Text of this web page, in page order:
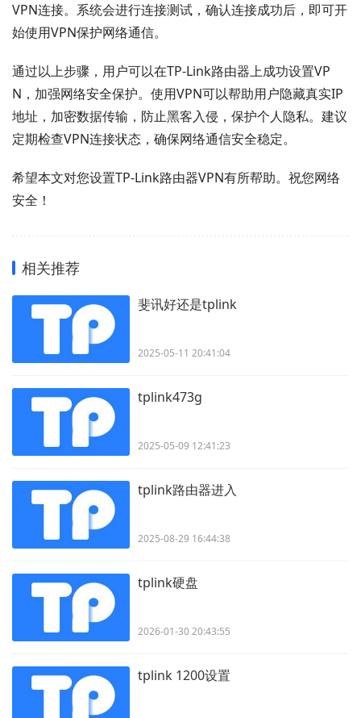
VPN连接。系统会进行连接测试，确认连接成功后，即可开
始使用VPN保护网络通信。
通过以上步骤，用户可以在TP-Link路由器上成功设置VP
N，加强网络安全保护。使用VPN可以帮助用户隐藏真实IP
地址，加密数据传输，防止黑客入侵，保护个人隐私。建议
定期检查VPN连接状态，确保网络通信安全稳定。
希望本文对您设置TP-Link路由器VPN有所帮助。祝您网络
安全！
相关推荐
斐讯好还是tplink
2025-05-11 20:41:04
tplink473g
2025-05-09 12:41:23
tplink路由器进入
2025-08-29 16:44:38
tplink硬盘
2026-01-30 20:43:55
tplink 1200设置